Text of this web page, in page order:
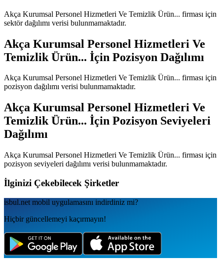
Akça Kurumsal Personel Hizmetleri Ve Temizlik Ürün... firması için
sektör dağılımı verisi bulunmamaktadır.
Akça Kurumsal Personel Hizmetleri Ve
Temizlik Ürün... İçin Pozisyon Dağılımı
Akça Kurumsal Personel Hizmetleri Ve Temizlik Ürün... firması için
pozisyon dağılımı verisi bulunmamaktadır.
Akça Kurumsal Personel Hizmetleri Ve
Temizlik Ürün... İçin Pozisyon Seviyeleri
Dağılımı
Akça Kurumsal Personel Hizmetleri Ve Temizlik Ürün... firması için
pozisyon seviyeleri dağılımı verisi bulunmamaktadır.
İlginizi Çekebilecek Şirketler
isbul.net mobil uygulamаsını indirdiniz mi?
Hiçbir güncellemeyi kaçırmayın!